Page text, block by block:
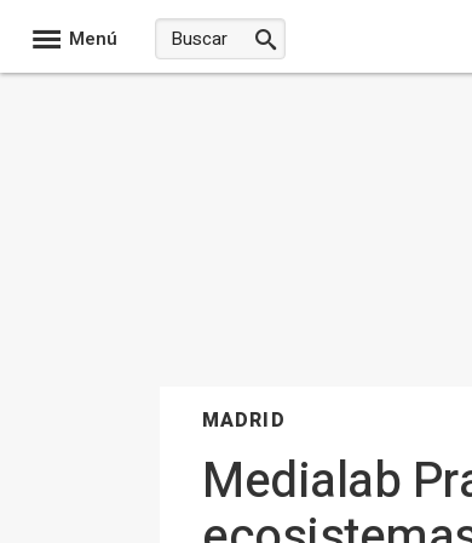
Menú
MADRID
Medialab